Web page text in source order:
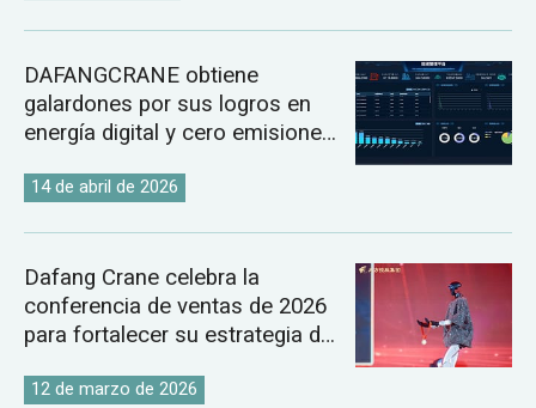
DAFANGCRANE obtiene
galardones por sus logros en
energía digital y cero emisiones
14 de abril de 2026
Dafang Crane celebra la
conferencia de ventas de 2026
para fortalecer su estrategia de
12 de marzo de 2026